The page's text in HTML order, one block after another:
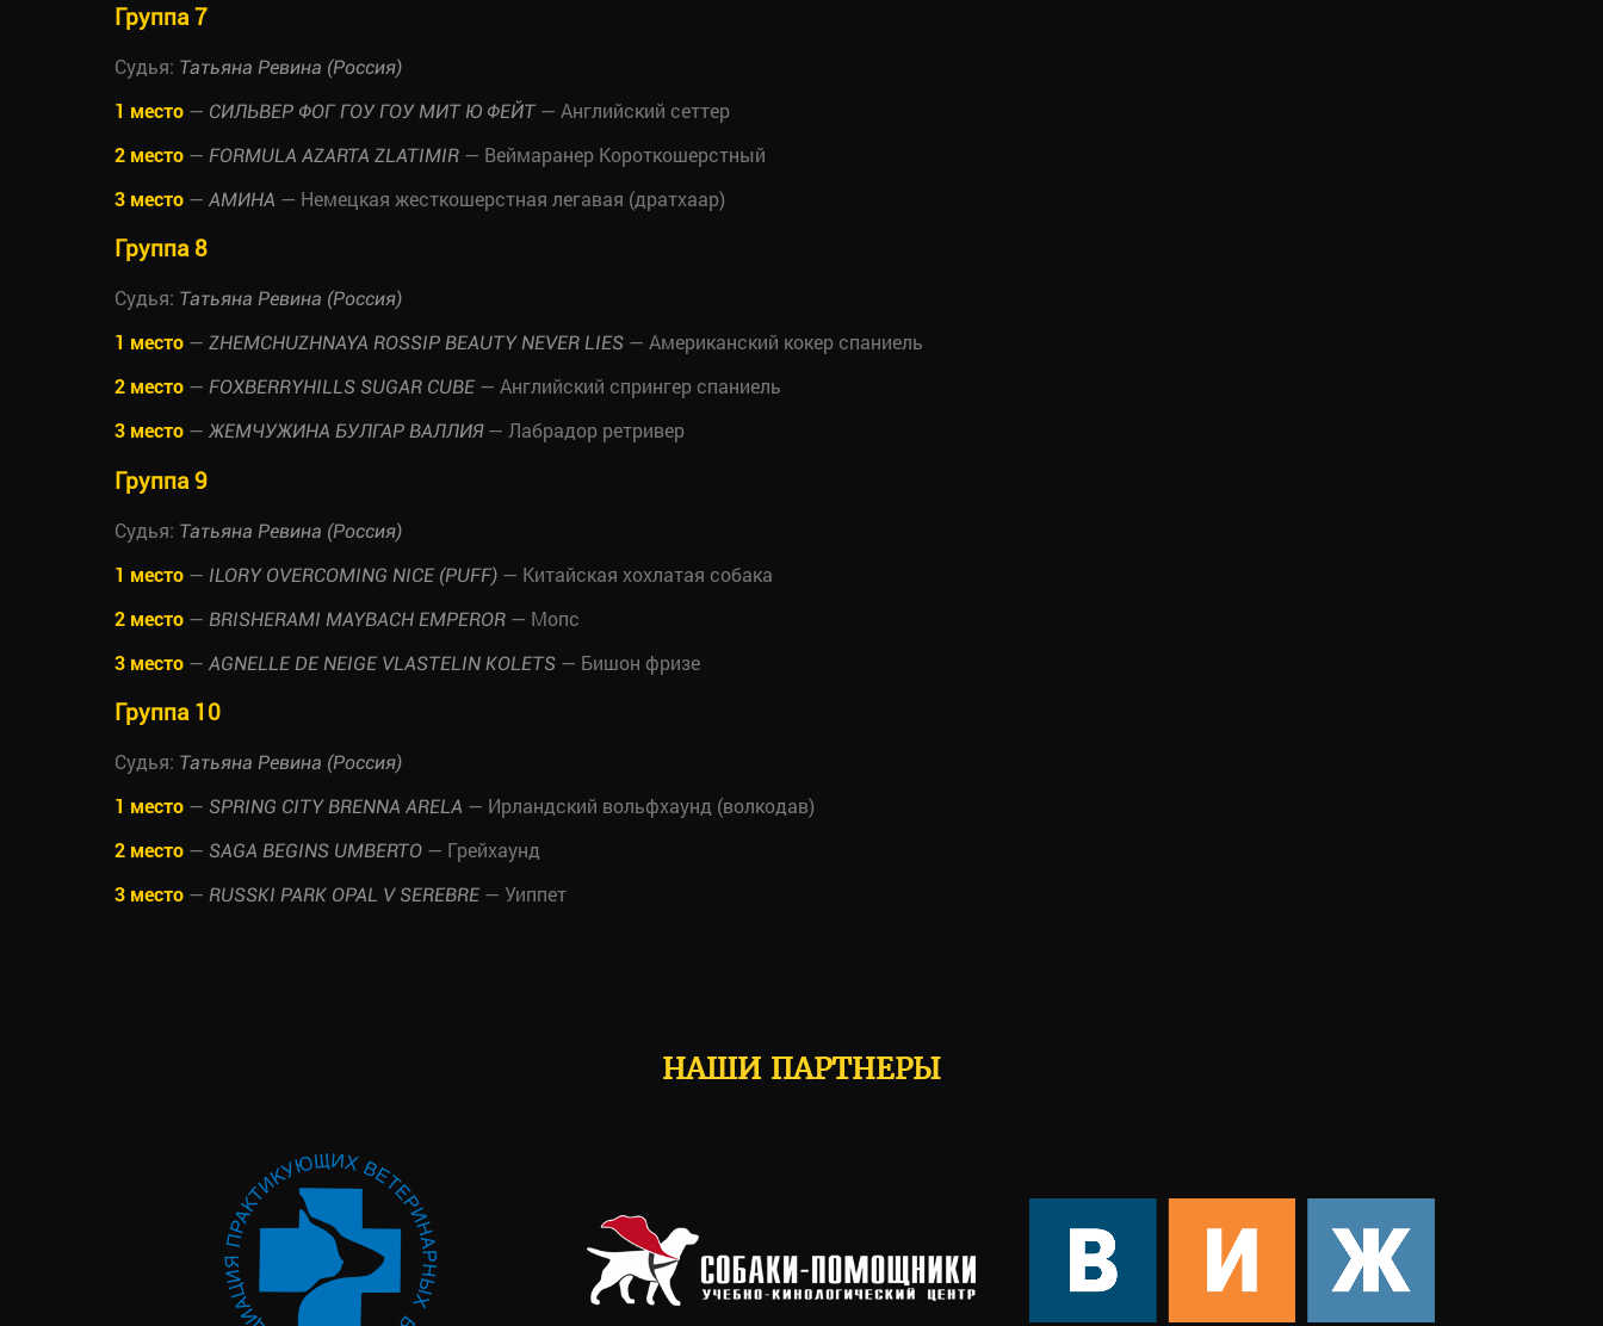
Группа 7
Судья: Татьяна Ревина (Россия)
1 место — СИЛЬВЕР ФОГ ГОУ ГОУ МИТ Ю ФЕЙТ— Английский сеттер
2 место — FORMULA AZARTA ZLATIMIR — Веймаранер Короткошерстный
3 место — АМИНА — Немецкая жесткошерстная легавая (дратхаар)
Группа 8
Судья: Татьяна Ревина (Россия)
1 место — ZHEMCHUZHNAYA ROSSIP BEAUTY NEVER LIES — Американский кокер спаниель
2 место — FOXBERRYHILLS SUGAR CUBE — Английский спрингер спаниель
3 место — ЖЕМЧУЖИНА БУЛГАР ВАЛЛИЯ— Лабрадор ретривер
Группа 9
Судья: Татьяна Ревина (Россия)
1 место — ILORY OVERCOMING NICE (PUFF) — Китайская хохлатая собака
2 место — BRISHERAMI MAYBACH EMPEROR — Мопс
3 место — AGNELLE DE NEIGE VLASTELIN KOLETS — Бишон фризе
Группа 10
Судья: Татьяна Ревина (Россия)
1 место — SPRING CITY BRENNA ARELA — Ирландский вольфхаунд (волкодав)
2 место — SAGA BEGINS UMBERTO — Грейхаунд
3 место — RUSSKI PARK OPAL V SEREBRE — Уиппет
НАШИ ПАРТНЕРЫ